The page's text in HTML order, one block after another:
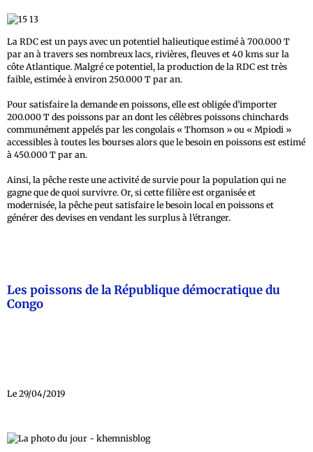
La RDC est un pays avec un potentiel halieutique estimé à 700.000 T
par an à travers ses nombreux lacs, rivières, fleuves et 40 kms sur la
côte Atlantique. Malgré ce potentiel, la production de la RDC est très
faible, estimée à environ 250.000 T par an.
Pour satisfaire la demande en poissons, elle est obligée d’importer
200.000 T des poissons par an dont les célèbres poissons chinchards
communément appelés par les congolais « Thomson » ou « Mpiodi »
accessibles à toutes les bourses alors que le besoin en poissons est estimé
à 450.000 T par an.
Ainsi, la pêche reste une activité de survie pour la population qui ne
gagne que de quoi survivre. Or, si cette filière est organisée et
modernisée, la pêche peut satisfaire le besoin local en poissons et
générer des devises en vendant les surplus à l’étranger.
Les poissons de la République démocratique du
Congo
Le 29/04/2019